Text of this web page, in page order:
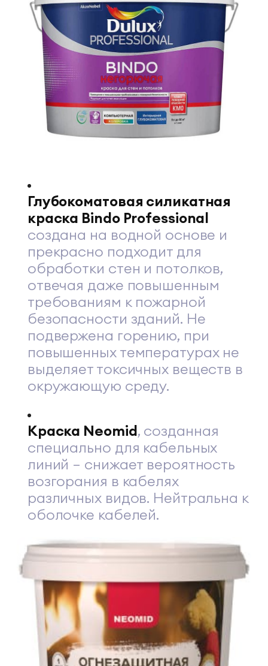
Глубокоматовая силикатная
краска Bindo Professional
создана на водной основе и
прекрасно подходит для
обработки стен и потолков,
отвечая даже повышенным
требованиям к пожарной
безопасности зданий. Не
подвержена горению, при
повышенных температурах не
выделяет токсичных веществ в
окружающую среду.
Краска Neomid, созданная
специально для кабельных
линий – снижает вероятность
возгорания в кабелях
различных видов. Нейтральна к
оболочке кабелей.